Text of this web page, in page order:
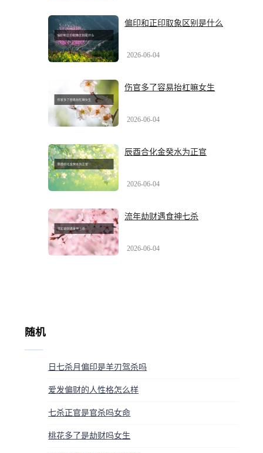
偏印和正印取象区别是什么
2026-06-04
伤官多了容易抬杠嘛女生
2026-06-04
辰酉合化金癸水为正官
2026-06-04
流年劫财遇食神七杀
2026-06-04
随机
日七杀月偏印是羊刃驾杀吗
爱发偏财的人性格怎么样
七杀正官是官杀吗女命
桃花多了是劫财吗女生